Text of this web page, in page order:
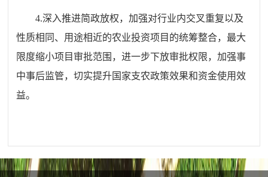
4.深入推进简政放权，加强对行业内交叉重复以及
性质相同、用途相近的农业投资项目的统筹整合，最大
限度缩小项目审批范围，进一步下放审批权限，加强事
中事后监管，切实提升国家支农政策效果和资金使用效
益。